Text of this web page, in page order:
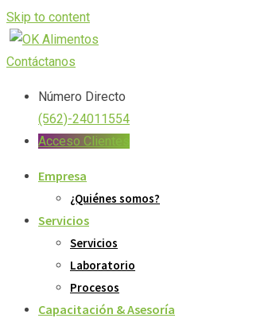
Skip to content
Contáctanos
Número Directo
(562)-24011554
Acceso Clientes
Empresa
¿Quiénes somos?
Servicios
Servicios
Laboratorio
Procesos
Capacitación & Asesoría